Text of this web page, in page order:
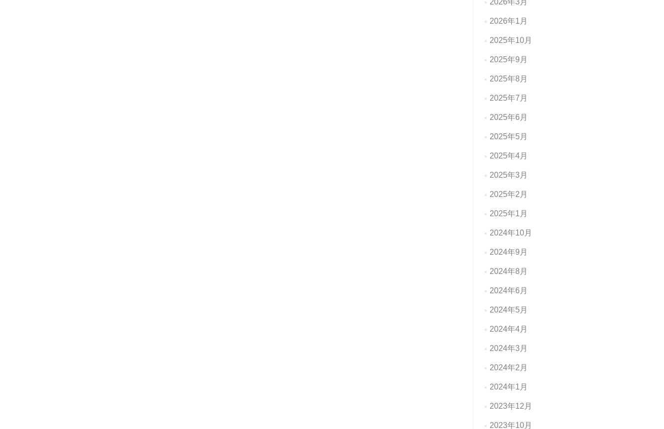
2026年1月
2025年10月
2025年9月
2025年8月
2025年7月
2025年6月
2025年5月
2025年4月
2025年3月
2025年2月
2025年1月
2024年10月
2024年9月
2024年8月
2024年6月
2024年5月
2024年4月
2024年3月
2024年2月
2024年1月
2023年12月
2023年10月